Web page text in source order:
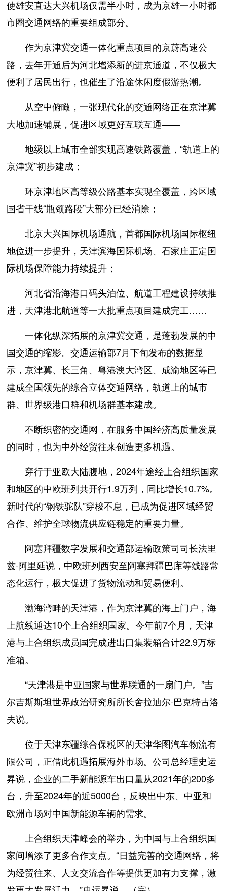
使雄安直达大兴机场仅需半小时，成为京雄一小时都
市圈交通网络的重要组成部分。
作为京津冀交通一体化重点项目的京蔚高速公
路，去年开通后为河北增添新的进京通道，不仅极大
便利了居民出行，也催生了沿途休闲度假游热潮。
从空中俯瞰，一张现代化的交通网络正在京津冀
大地加速铺展，促进区域更好互联互通——
地级以上城市全部实现高速铁路覆盖，“轨道上的
京津冀”初步建成；
环京津地区高等级公路基本实现全覆盖，跨区域
国省干线“瓶颈路段”大部分已经消除；
北京大兴国际机场通航，首都国际机场国际枢纽
地位进一步提升，天津滨海国际机场、石家庄正定国
际机场保障能力持续提升；
河北省沿海港口码头泊位、航道工程建设持续推
进，天津港北航道等一大批重点项目建成完工……
一体化纵深拓展的京津冀交通，是蓬勃发展的中
国交通的缩影。交通运输部7月下旬发布的数据显
示，京津冀、长三角、粤港澳大湾区、成渝地区等已
建成全国领先的综合立体交通网络，轨道上的城市
群、世界级港口群和机场群基本建成。
不断织密的交通网，在服务中国经济高质量发展
的同时，也为中外经贸往来创造更多机遇。
穿行于亚欧大陆腹地，2024年途经上合组织国家
和地区的中欧班列共开行1.9万列，同比增长10.7%。
新时代的“钢铁驼队”穿梭不息，已成为促进区域经贸
合作、维护全球物流供应链稳定的重要力量。
阿塞拜疆数字发展和交通部运输政策司司长法里
兹·阿里延说，中欧班列西安至阿塞拜疆巴库等线路常
态化运行，极大促进了货物流动和贸易便利。
渤海湾畔的天津港，作为京津冀的海上门户，海
上航线通达10个上合组织国家。今年前7个月，天津
港与上合组织成员国完成进出口集装箱合计22.9万标
准箱。
“天津港是中亚国家与世界联通的一扇门户。”吉
尔吉斯斯坦世界政治研究所所长舍拉迪尔·巴克特古洛
夫说。
位于天津东疆综合保税区的天津华图汽车物流有
限公司，正借此机遇拓展海外市场。公司总经理史运
昇说，企业的二手新能源车出口量从2021年的200多
台，升至2024年的近5000台，反映出中东、中亚和
欧洲市场对中国新能源车辆的需求。
上合组织天津峰会的举办，为中国与上合组织国
家间增添了更多合作支点。“日益完善的交通网络，将
为经贸往来、人文交流合作等提供更加有力支撑，激